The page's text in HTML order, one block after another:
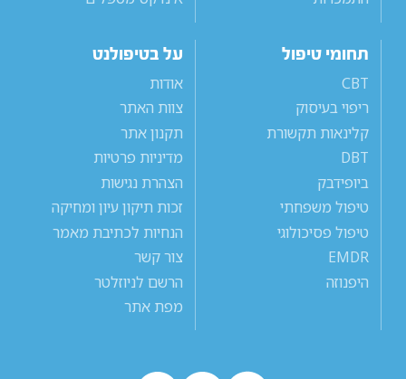
תחומי טיפול
CBT
ריפוי בעיסוק
קלינאות תקשורת
DBT
ביופידבק
טיפול משפחתי
טיפול פסיכולוגי
EMDR
היפנוזה
על בטיפולנט
אודות
צוות האתר
תקנון אתר
מדיניות פרטיות
הצהרת נגישות
זכות תיקון עיון ומחיקה
הנחיות לכתיבת מאמר
צור קשר
הרשם לניוזלטר
מפת אתר